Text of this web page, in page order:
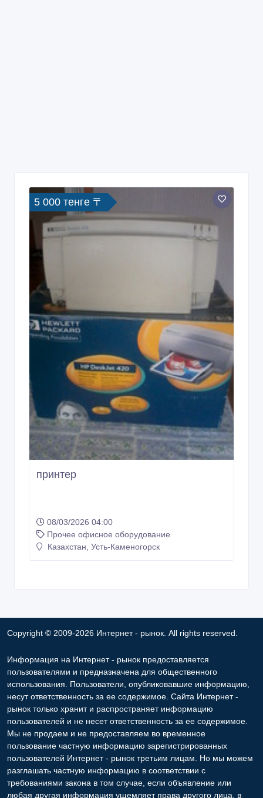
5 000 тенге 〒
принтер
08/03/2026 04:00
Прочее офисное оборудование
Казахстан, Усть-Каменогорск
Copyright © 2009-2026 Интернет - рынок. All rights reserved.
Информация на Интернет - рынок предоставляется
пользователями и предназначена для общественного
использования. Пользователи, опубликовавшие информацию,
несут ответственность за ее содержимое. Сайта Интернет -
рынок только хранит и распространяет информацию
пользователей и не несет ответственность за ее содержимое.
Мы не продаем и не предоставляем во временное
пользование частную информацию зарегистрированных
пользователей Интернет - рынок третьим лицам. Но мы можем
разглашать частную информацию в соответствии с
требованиями закона в том случае, если объявление или
любая другая информация ущемляет права другого лица, в